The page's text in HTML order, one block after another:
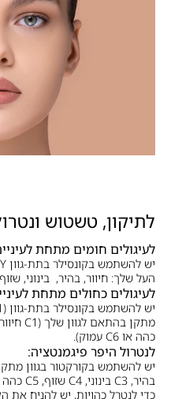
לתיקון, טשטוש
לעיגולים חומים מתחת
העל שלך: חיוור, בהיר, בינוני,
לעיגולים כחולים מתחת
כהה או C6 עמוק).
לנטרול היפר פיגמנטציה:
בהיר, C3 בינוני, C4 שזוף, C5 כהה או C6 עמוק).
כדי לנטרל כהויות, יש להניח את